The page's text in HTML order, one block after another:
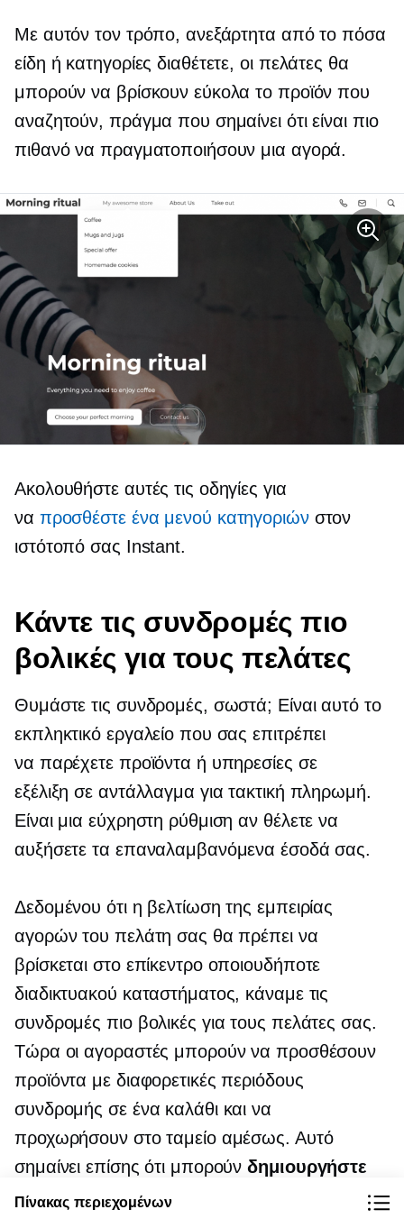
Με αυτόν τον τρόπο, ανεξάρτητα από το πόσα
είδη ή κατηγορίες διαθέτετε, οι πελάτες θα
μπορούν να βρίσκουν εύκολα το προϊόν που
αναζητούν, πράγμα που σημαίνει ότι είναι πιο
πιθανό να πραγματοποιήσουν μια αγορά.
Ακολουθήστε αυτές τις οδηγίες για
να προσθέστε ένα μενού κατηγοριώνστον
ιστότοπό σας Instant.
Κάντε τις συνδρομές πιο
βολικές για τους πελάτες
Θυμάστε τις συνδρομές, σωστά; Είναι αυτό το
εκπληκτικό εργαλείο που σας επιτρέπει
να παρέχετε προϊόντα ή υπηρεσίες σε
εξέλιξη σε αντάλλαγμα για τακτική πληρωμή.
Είναι μια εύχρηστη ρύθμιση αν θέλετε να
αυξήσετε τα επαναλαμβανόμενα έσοδά σας.
Δεδομένου ότι η βελτίωση της εμπειρίας
αγορών του πελάτη σας θα πρέπει να
βρίσκεται στο επίκεντρο οποιουδήποτε
διαδικτυακού καταστήματος, κάναμε τις
συνδρομές πιο βολικές για τους πελάτες σας.
Τώρα οι αγοραστές μπορούν να προσθέσουν
προϊόντα με διαφορετικές περιόδους
συνδρομής σε ένα καλάθι και να
προχωρήσουν στο ταμείο αμέσως. Αυτό
σημαίνει επίσης ότι μπορούνδημιουργήστε
πολλαπλές συνδρομές υποβάλλοντας μια
Πίνακας περιεχομένων